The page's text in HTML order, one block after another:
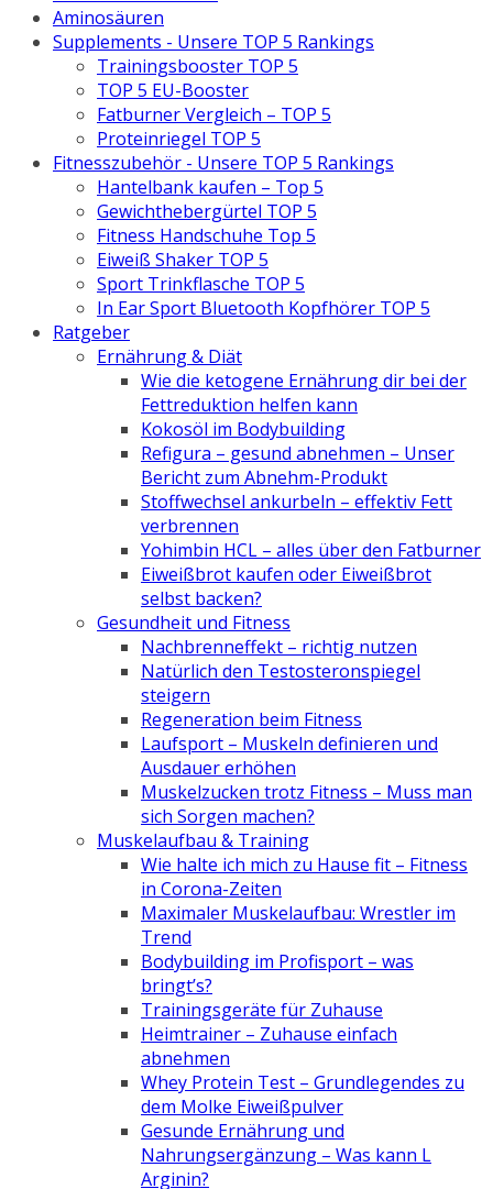
Aminosäuren
Supplements - Unsere TOP 5 Rankings
Trainingsbooster TOP 5
TOP 5 EU-Booster
Fatburner Vergleich – TOP 5
Proteinriegel TOP 5
Fitnesszubehör - Unsere TOP 5 Rankings
Hantelbank kaufen – Top 5
Gewichthebergürtel TOP 5
Fitness Handschuhe Top 5
Eiweiß Shaker TOP 5
Sport Trinkflasche TOP 5
In Ear Sport Bluetooth Kopfhörer TOP 5
Ratgeber
Ernährung & Diät
Wie die ketogene Ernährung dir bei der
Fettreduktion helfen kann
Kokosöl im Bodybuilding
Refigura – gesund abnehmen – Unser
Bericht zum Abnehm-Produkt
Stoffwechsel ankurbeln – effektiv Fett
verbrennen
Yohimbin HCL – alles über den Fatburner
Eiweißbrot kaufen oder Eiweißbrot
selbst backen?
Gesundheit und Fitness
Nachbrenneffekt – richtig nutzen
Natürlich den Testosteronspiegel
steigern
Regeneration beim Fitness
Laufsport – Muskeln definieren und
Ausdauer erhöhen
Muskelzucken trotz Fitness – Muss man
sich Sorgen machen?
Muskelaufbau & Training
Wie halte ich mich zu Hause fit – Fitness
in Corona-Zeiten
Maximaler Muskelaufbau: Wrestler im
Trend
Bodybuilding im Profisport – was
bringt’s?
Trainingsgeräte für Zuhause
Heimtrainer – Zuhause einfach
abnehmen
Whey Protein Test – Grundlegendes zu
dem Molke Eiweißpulver
Gesunde Ernährung und
Nahrungsergänzung – Was kann L
Arginin?